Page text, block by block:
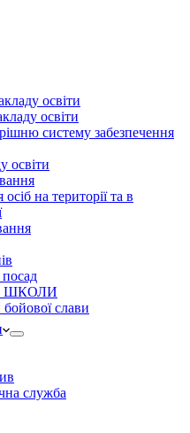
освіти
освіти
систему забезпечення
освіти
на території та в
ШКОЛИ
слави
служба